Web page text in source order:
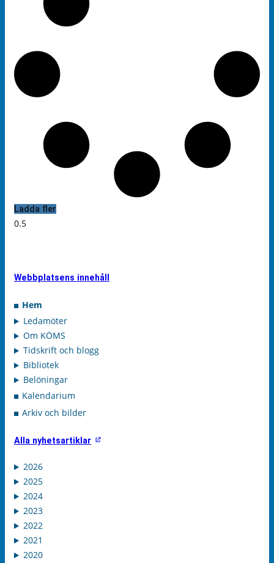
Ladda fler
Webbplatsens innehåll
Hem
Ledamöter
Om KÖMS
Tidskrift och blogg
Bibliotek
Belöningar
Kalendarium
Arkiv och bilder
Alla nyhetsartiklar
2026
2025
2024
2023
2022
2021
2020